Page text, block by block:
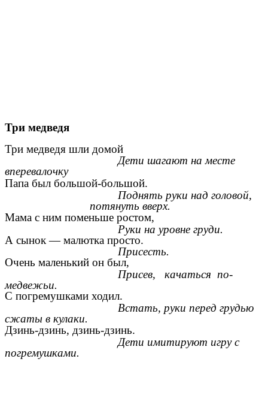
Три медведя
Три медведя шли домой
Дети шагают на месте
вперевалочку
Папа был большой-большой.
Поднять руки над головой,
потянуть вверх.
Мама с ним поменьше ростом,
Руки на уровне груди.
А сынок — малютка просто.
Присесть.
Очень маленький он был,
Присев, качаться по-
медвежьи.
С погремушками ходил.
Встать, руки перед грудью
сжаты в кулаки.
Дзинь-дзинь, дзинь-дзинь.
Дети имитируют игру с
погремушками.